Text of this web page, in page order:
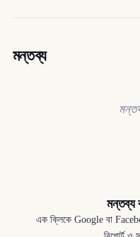
মন্তব্য
মন্তব্য
এক ক্লিকে Google বা